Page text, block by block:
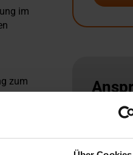
im
zum
Wir
Standort